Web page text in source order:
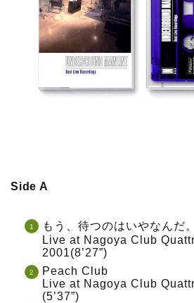
Side A
もう、待つのはいやなんだ。
Live at Nagoya Club
2001(8’27”)
Peach Club
Live at Nagoya Club
(5’37”)